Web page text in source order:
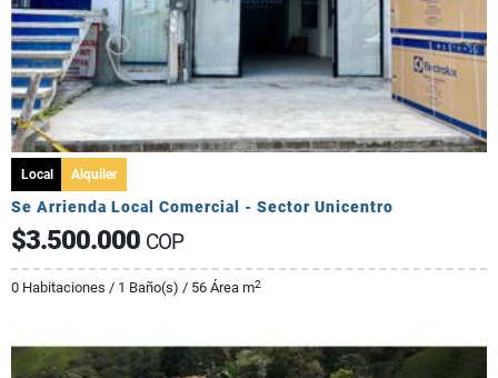
Local Alquiler
Se Arrienda Local Comercial - Sector Unicentro
$3.500.000 COP
0 Habitaciones / 1 Baño(s) / 56 Área m2